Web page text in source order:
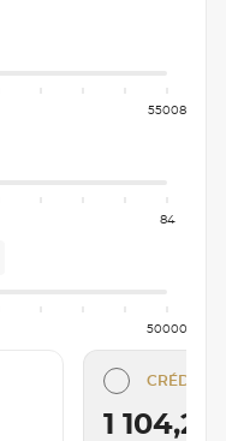
55008
84
50000
CRÉDIT
1